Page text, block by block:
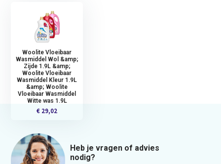
Woolite Vloeibaar
Wasmiddel Wol &amp;
Zijde 1.9L &amp;
Woolite Vloeibaar
Wasmiddel Kleur 1.9L
&amp; Woolite
Vloeibaar Wasmiddel
Witte was 1.9L
€ 29,02
Heb je vragen of advies
nodig?